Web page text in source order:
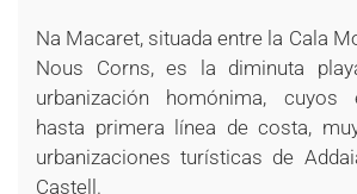
Na Macaret, situada entre la Cala
Nous Corns, es la diminuta
urbanización homónima, cuyos
hasta primera línea de costa,
urbanizaciones turísticas de
Castell.